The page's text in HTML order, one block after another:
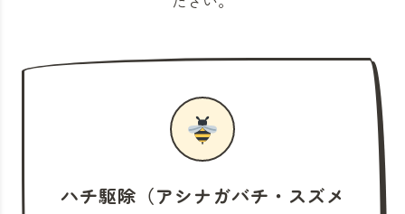
ハチ駆除（アシナガバチ・スズメ